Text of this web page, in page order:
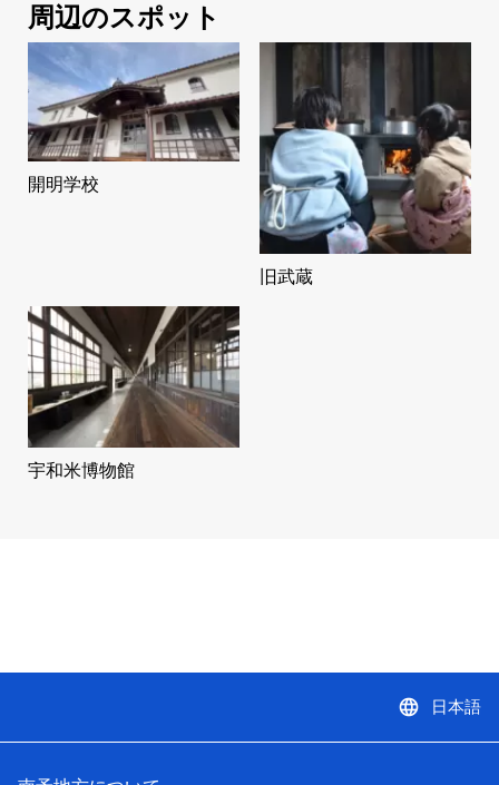
周辺のスポット
開明学校
旧武蔵
宇和米博物館
language 日本語